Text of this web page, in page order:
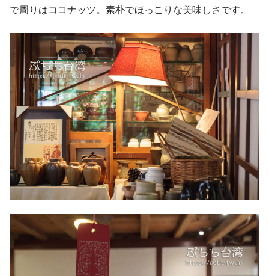
で周りはココナッツ。素朴でほっこりな美味しさです。